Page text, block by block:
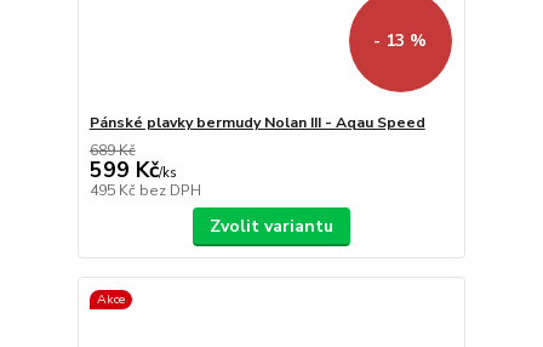
- 13 %
Pánské plavky bermudy Nolan III - Aqau Speed
689 Kč
599 Kč/ks
495 Kč bez DPH
Zvolit variantu
Akce